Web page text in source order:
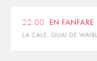
22:00 EN FANFARE
LA CALE, QUAI DE